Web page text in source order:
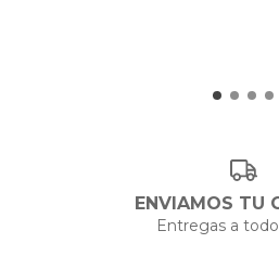
ENVIAMOS TU
Entregas a